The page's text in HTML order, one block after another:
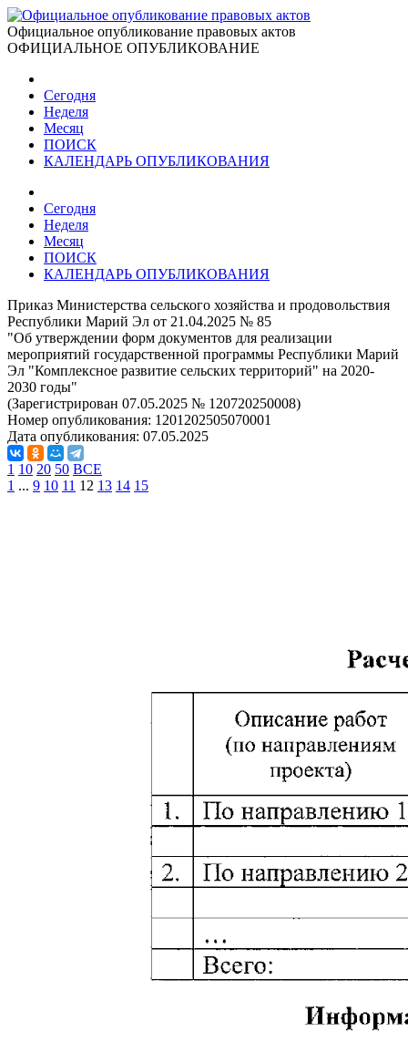
Официальное опубликование правовых актов
ОФИЦИАЛЬНОЕ ОПУБЛИКОВАНИЕ
Сегодня
Неделя
Месяц
ПОИСК
КАЛЕНДАРЬ ОПУБЛИКОВАНИЯ
Сегодня
Неделя
Месяц
ПОИСК
КАЛЕНДАРЬ ОПУБЛИКОВАНИЯ
Приказ Министерства сельского хозяйства и продовольствия
Республики Марий Эл от 21.04.2025 № 85
"Об утверждении форм документов для реализации
мероприятий государственной программы Республики Марий
Эл "Комплексное развитие сельских территорий" на 2020-
2030 годы"
(Зарегистрирован 07.05.2025 № 120720250008)
Номер опубликования: 1201202505070001
Дата опубликования: 07.05.2025
1 10 20 50 ВСЕ
1 ... 9 10 11 12 13 14 15